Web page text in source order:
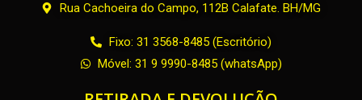
Rua Cachoeira do Campo, 112B Calafate. BH/MG
Fixo: 31 3568-8485 (Escritório)
Móvel: 31 9 9990-8485 (whatsApp)